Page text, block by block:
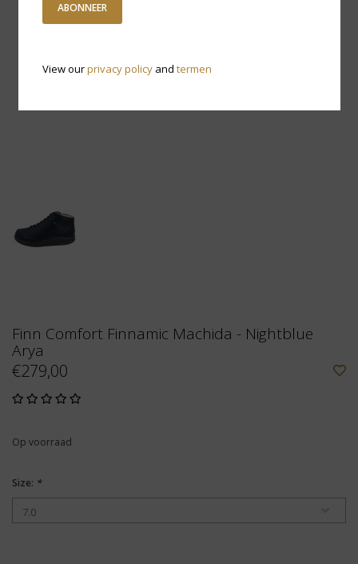
Finn Comfort Finnamic Machida - Nightblue
Arya
€279,00
Op voorraad
Size: *
ABONNEER
View ourprivacy policyand termen